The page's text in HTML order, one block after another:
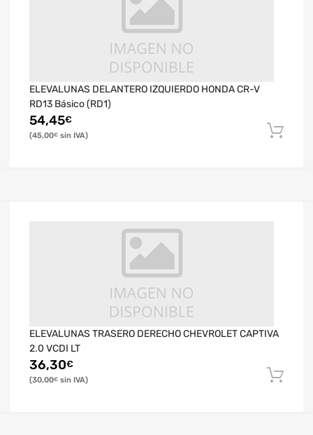
ELEVALUNAS DELANTERO IZQUIERDO HONDA CR-V
RD13 Básico (RD1)
54,45€
45,00€
ELEVALUNAS TRASERO DERECHO CHEVROLET CAPTIVA
2.0 VCDI LT
36,30€
30,00€